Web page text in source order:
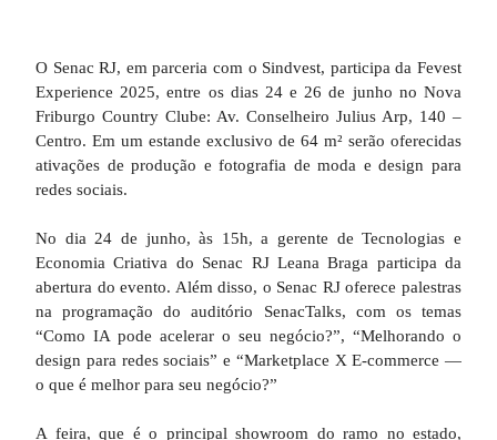
O Senac RJ, em parceria com o Sindvest, participa da Fevest
Experience 2025, entre os dias 24 e 26 de junho no Nova
Friburgo Country Clube: Av. Conselheiro Julius Arp, 140 –
Centro. Em um estande exclusivo de 64 m² serão oferecidas
ativações de produção e fotografia de moda e design para
redes sociais.
No dia 24 de junho, às 15h, a gerente de Tecnologias e
Economia Criativa do Senac RJ Leana Braga participa da
abertura do evento. Além disso, o Senac RJ oferece palestras
na programação do auditório SenacTalks, com os temas
“Como IA pode acelerar o seu negócio?”, “Melhorando o
design para redes sociais” e “Marketplace X E-commerce —
o que é melhor para seu negócio?”
A feira, que é o principal showroom do ramo no estado,